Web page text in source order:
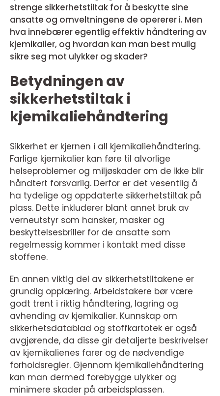
strenge sikkerhetstiltak for å beskytte sine
ansatte og omveltningene de opererer i. Men
hva innebærer egentlig effektiv håndtering av
kjemikalier, og hvordan kan man best mulig
sikre seg mot ulykker og skader?
Betydningen av
sikkerhetstiltak i
kjemikaliehåndtering
Sikkerhet er kjernen i all kjemikaliehåndtering.
Farlige kjemikalier kan føre til alvorlige
helseproblemer og miljøskader om de ikke blir
håndtert forsvarlig. Derfor er det vesentlig å
ha tydelige og oppdaterte sikkerhetstiltak på
plass. Dette inkluderer blant annet bruk av
verneutstyr som hansker, masker og
beskyttelsesbriller for de ansatte som
regelmessig kommer i kontakt med disse
stoffene.
En annen viktig del av sikkerhetstiltakene er
grundig opplæring. Arbeidstakere bør være
godt trent i riktig håndtering, lagring og
avhending av kjemikalier. Kunnskap om
sikkerhetsdatablad og stoffkartotek er også
avgjørende, da disse gir detaljerte beskrivelser
av kjemikalienes farer og de nødvendige
forholdsregler. Gjennom kjemikaliehåndtering
kan man dermed forebygge ulykker og
minimere skader på arbeidsplassen.